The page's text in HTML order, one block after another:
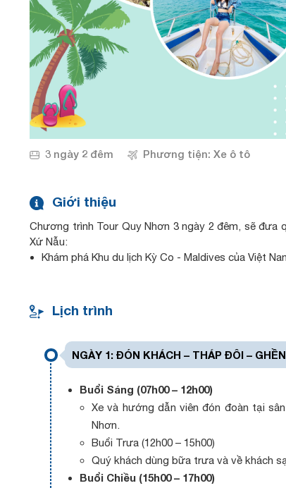
3 ngày 2 đêm Phương tiện: Xe ô tô
Giới thiệu
Chương trình Tour Quy Nhơn 3 ngày 2 đêm, sẽ đưa
Xứ Nẫu:
Khám phá Khu du lịch Kỳ Co - Maldives của Việt
Tham quan Khu sinh thái Hầm Hô – thắng cảnh
Lịch trình
NGÀY 1: ĐÓN KHÁCH – THÁP ĐÔI –
Buổi Sáng (07h00 – 12h00)
Xe và hướng dẫn viên đón đoàn tại
Nhơn.
Buổi Trưa (12h00 – 15h00)
Quý khách dùng bữa trưa và về khách
Buổi Chiều (15h00 – 17h00)